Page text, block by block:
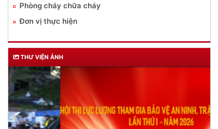
Phòng cháy chữa cháy
Đơn vị thực hiện
THƯ VIỆN ẢNH